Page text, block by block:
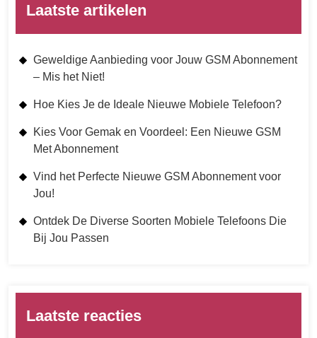
Laatste artikelen
Geweldige Aanbieding voor Jouw GSM Abonnement
– Mis het Niet!
Hoe Kies Je de Ideale Nieuwe Mobiele Telefoon?
Kies Voor Gemak en Voordeel: Een Nieuwe GSM
Met Abonnement
Vind het Perfecte Nieuwe GSM Abonnement voor
Jou!
Ontdek De Diverse Soorten Mobiele Telefoons Die
Bij Jou Passen
Laatste reacties